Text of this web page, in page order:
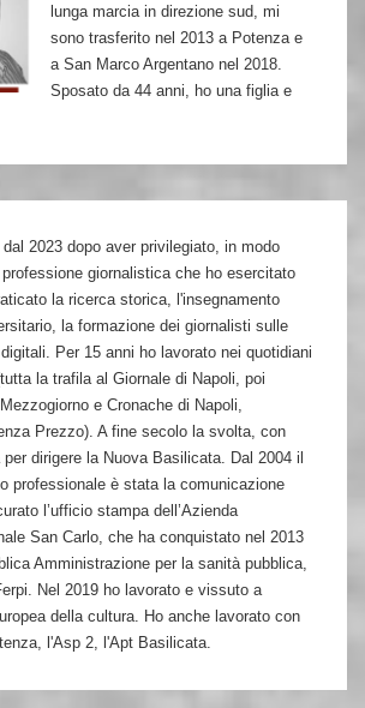
lunga marcia in direzione sud, mi
sono trasferito nel 2013 a Potenza e
a San Marco Argentano nel 2018.
Sposato da 44 anni, ho una figlia e
2023 dopo aver privilegiato, in modo
giornalistica che ho esercitato
la ricerca storica, l'insegnamento
la formazione dei giornalisti sulle
Per 15 anni ho lavorato nei quotidiani
la trafila al Giornale di Napoli, poi
e Cronache di Napoli,
Prezzo). A fine secolo la svolta, con
per dirigere la Nuova Basilicata. Dal 2004 il
professionale è stata la comunicazione
l’ufficio stampa dell’Azienda
San Carlo, che ha conquistato nel 2013
Amministrazione per la sanità pubblica,
Nel 2019 ho lavorato e vissuto a
della cultura. Ho anche lavorato con
l'Asp 2, l'Apt Basilicata.